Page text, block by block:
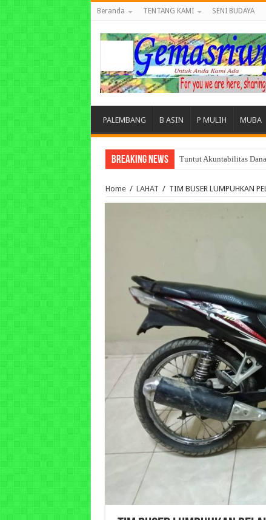
Beranda TENTANG KAMI SENI BUDAYA
PALEMBANG B ASIN P MULIH MUBA
Breaking News Tuntut Akuntabilitas
Home / LAHAT / TIM BUSER LUMPUHKAN